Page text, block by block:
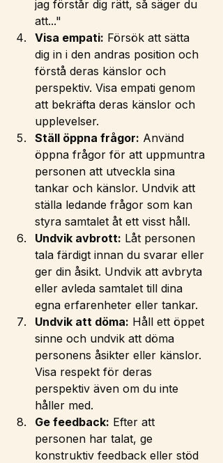
jag förstår dig rätt, så säger du
att..."
Visa empati: Försök att sätta
dig in i den andras position och
förstå deras känslor och
perspektiv. Visa empati genom
att bekräfta deras känslor och
upplevelser.
Ställ öppna frågor: Använd
öppna frågor för att uppmuntra
personen att utveckla sina
tankar och känslor. Undvik att
ställa ledande frågor som kan
styra samtalet åt ett visst håll.
Undvik avbrott: Låt personen
tala färdigt innan du svarar eller
ger din åsikt. Undvik att avbryta
eller avleda samtalet till dina
egna erfarenheter eller tankar.
Undvik att döma: Håll ett öppet
sinne och undvik att döma
personens åsikter eller känslor.
Visa respekt för deras
perspektiv även om du inte
håller med.
Ge feedback: Efter att
personen har talat, ge
konstruktiv feedback eller stöd